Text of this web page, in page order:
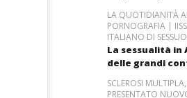
LA QUOTIDIANITÀ
PORNOGRAFIA |
ITALIANO DI
La sessualità in
delle grandi
SCLEROSI
PRESENTATO